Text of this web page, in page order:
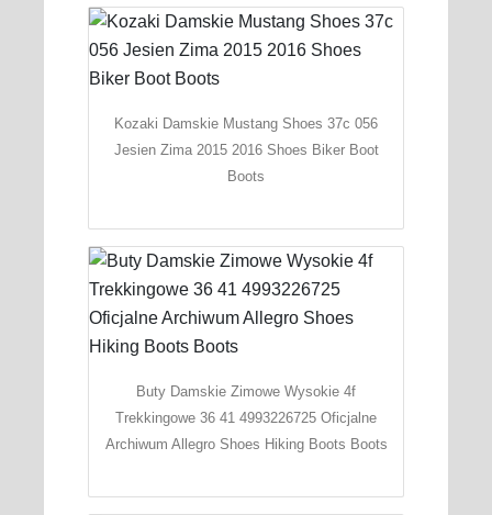
Kozaki Damskie Mustang Shoes 37c 056
Jesien Zima 2015 2016 Shoes Biker Boot
Boots
Buty Damskie Zimowe Wysokie 4f
Trekkingowe 36 41 4993226725 Oficjalne
Archiwum Allegro Shoes Hiking Boots Boots